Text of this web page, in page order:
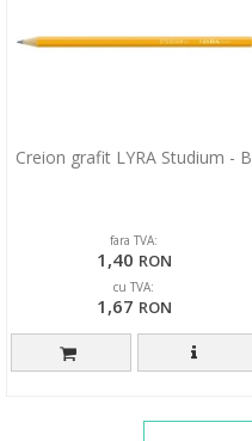
Creion grafit LYRA Studium - B
fara TVA:
1,40 RON
cu TVA:
1,67 RON